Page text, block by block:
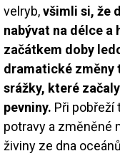
velryb,všimli si, že
nabývat na délce a
začátkem doby
dramatické změny
srážky, které
pevniny. Při pobřeží
potravy a změněné
živiny ze dna